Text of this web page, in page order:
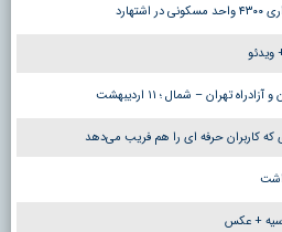
ویدئو
تهران – شمال ؛ ١١ اردیبهشت
که کاربران حرفه ای را هم فریب می‌دهد
+ عکس